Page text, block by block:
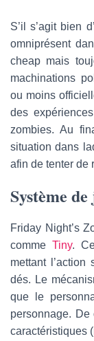
S’il s’agit bien
omniprésent
cheap mais
machinations
ou moins
des
zombies. Au
situation dans
afin de tenter de
Système
Friday Night’s
comme Tiny.
mettant
dés. Le
que le
personnage. De
caractéristiques